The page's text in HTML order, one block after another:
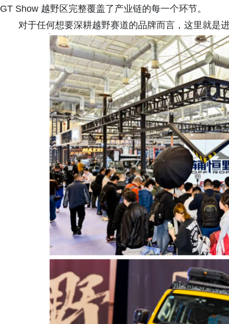
GT Show 越野区完整覆盖了产业链的每一个环节。
对于任何想要深耕越野赛道的品牌而言，这里就是